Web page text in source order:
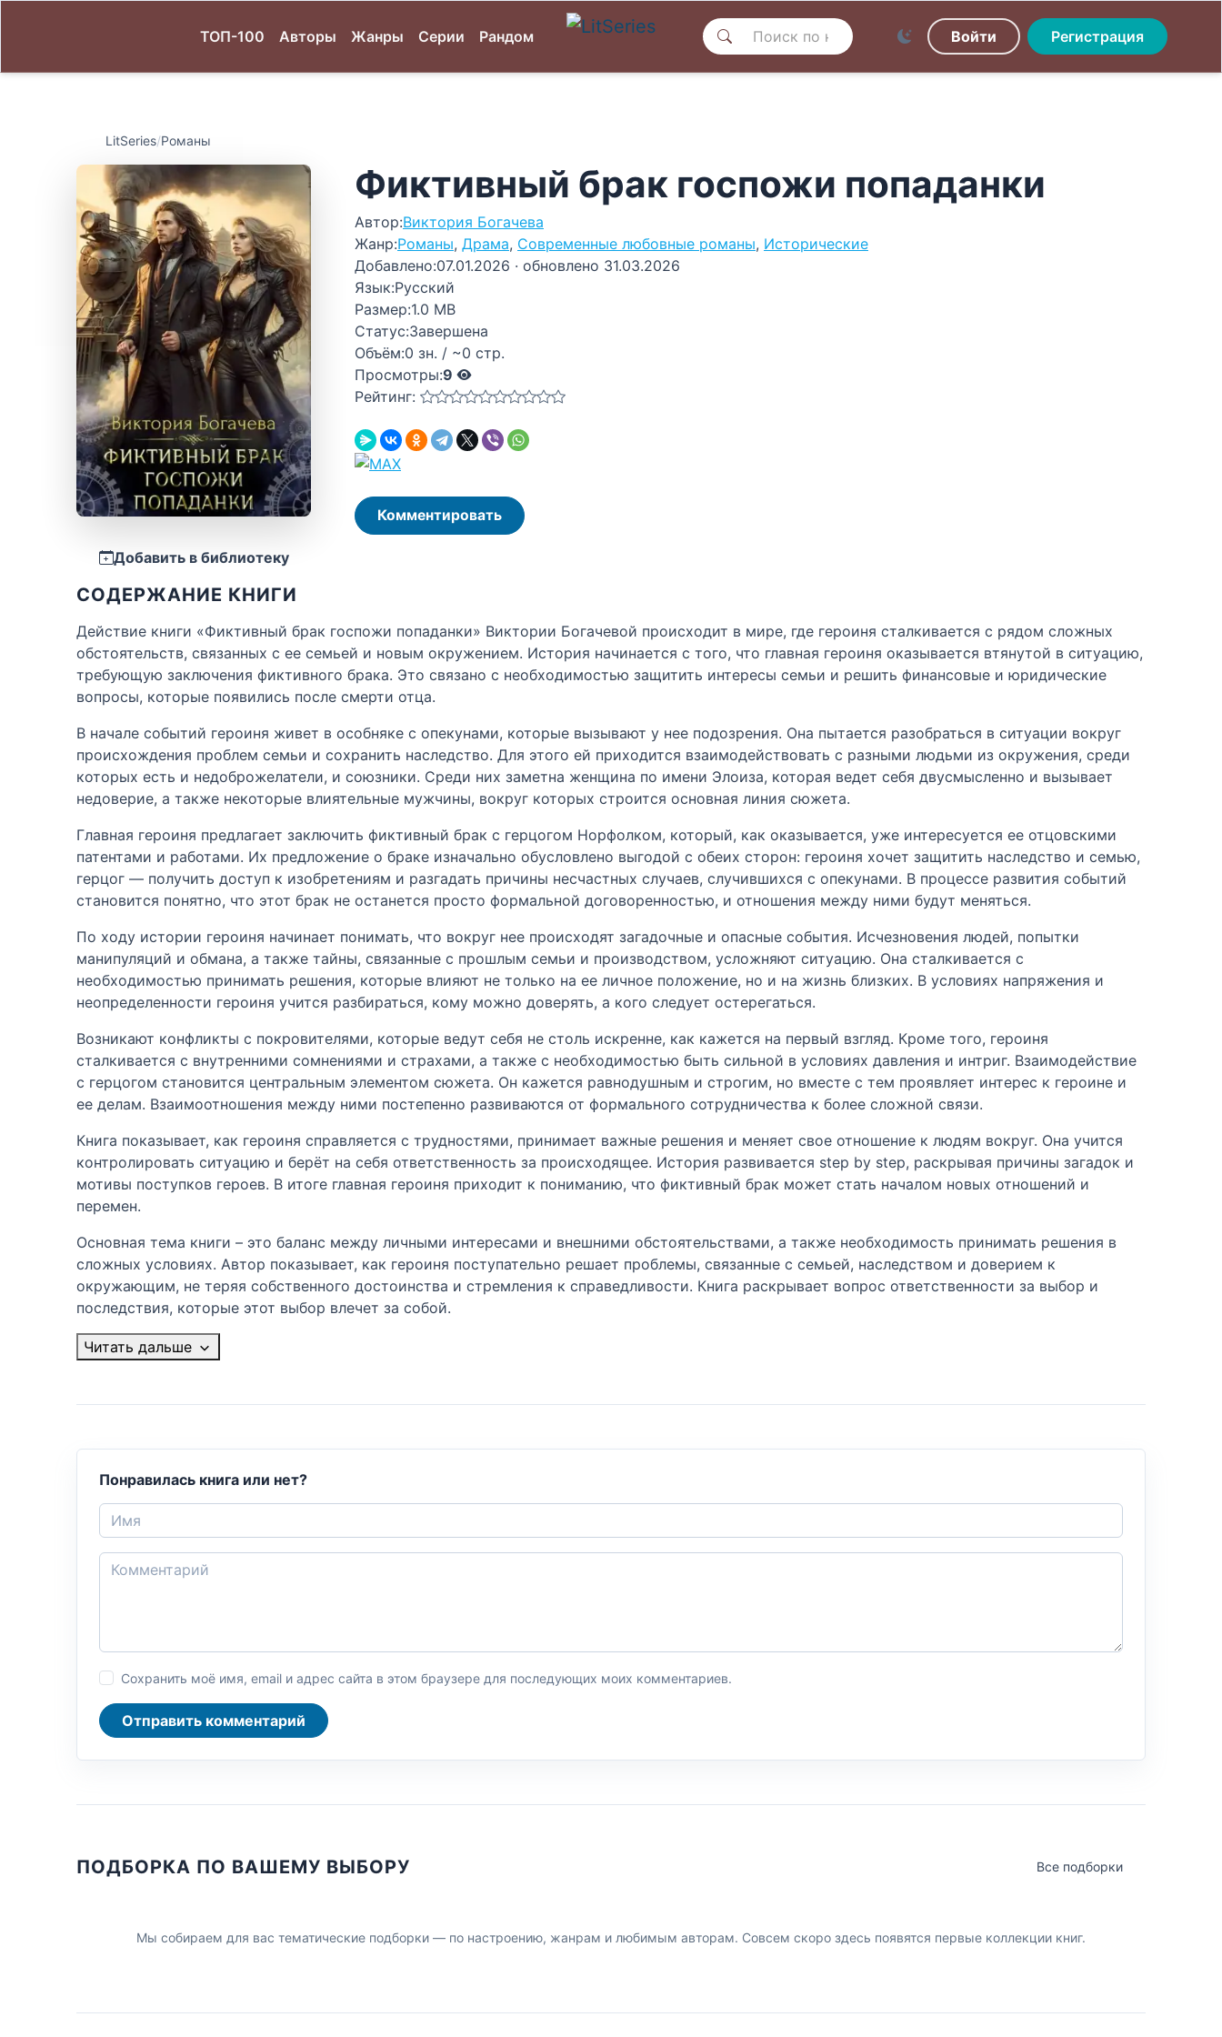
ТОП-100 Авторы Жанры Серии Рандом Войти Регистрация
LitSeries/Романы
Добавить в библиотеку
Фиктивный брак госпожи попаданки
Автор:Виктория Богачева
Жанр:Романы, Драма, Современные любовные романы, Исторические
Добавлено:07.01.2026 · обновлено 31.03.2026
Язык:Русский
Размер:1.0 MB
Статус:Завершена
Объём:0 зн. / ~0 стр.
Просмотры:9
Рейтинг:
Комментировать
СОДЕРЖАНИЕ КНИГИ
Действие книги «Фиктивный брак госпожи попаданки» Виктории Богачевой происходит в мире, где героиня сталкивается с рядом сложных
обстоятельств, связанных с ее семьей и новым окружением. История начинается с того, что главная героиня оказывается втянутой в ситуацию,
требующую заключения фиктивного брака. Это связано с необходимостью защитить интересы семьи и решить финансовые и юридические
вопросы, которые появились после смерти отца.
В начале событий героиня живет в особняке с опекунами, которые вызывают у нее подозрения. Она пытается разобраться в ситуации вокруг
происхождения проблем семьи и сохранить наследство. Для этого ей приходится взаимодействовать с разными людьми из окружения, среди
которых есть и недоброжелатели, и союзники. Среди них заметна женщина по имени Элоиза, которая ведет себя двусмысленно и вызывает
недоверие, а также некоторые влиятельные мужчины, вокруг которых строится основная линия сюжета.
Главная героиня предлагает заключить фиктивный брак с герцогом Норфолком, который, как оказывается, уже интересуется ее отцовскими
патентами и работами. Их предложение о браке изначально обусловлено выгодой с обеих сторон: героиня хочет защитить наследство и семью,
герцог — получить доступ к изобретениям и разгадать причины несчастных случаев, случившихся с опекунами. В процессе развития событий
становится понятно, что этот брак не останется просто формальной договоренностью, и отношения между ними будут меняться.
По ходу истории героиня начинает понимать, что вокруг нее происходят загадочные и опасные события. Исчезновения людей, попытки
манипуляций и обмана, а также тайны, связанные с прошлым семьи и производством, усложняют ситуацию. Она сталкивается с
необходимостью принимать решения, которые влияют не только на ее личное положение, но и на жизнь близких. В условиях напряжения и
неопределенности героиня учится разбираться, кому можно доверять, а кого следует остерегаться.
Возникают конфликты с покровителями, которые ведут себя не столь искренне, как кажется на первый взгляд. Кроме того, героиня
сталкивается с внутренними сомнениями и страхами, а также с необходимостью быть сильной в условиях давления и интриг. Взаимодействие
с герцогом становится центральным элементом сюжета. Он кажется равнодушным и строгим, но вместе с тем проявляет интерес к героине и
ее делам. Взаимоотношения между ними постепенно развиваются от формального сотрудничества к более сложной связи.
Книга показывает, как героиня справляется с трудностями, принимает важные решения и меняет свое отношение к людям вокруг. Она учится
контролировать ситуацию и берёт на себя ответственность за происходящее. История развивается step by step, раскрывая причины загадок и
мотивы поступков героев. В итоге главная героиня приходит к пониманию, что фиктивный брак может стать началом новых отношений и
перемен.
Основная тема книги – это баланс между личными интересами и внешними обстоятельствами, а также необходимость принимать решения в
сложных условиях. Автор показывает, как героиня поступательно решает проблемы, связанные с семьей, наследством и доверием к
окружающим, не теряя собственного достоинства и стремления к справедливости. Книга раскрывает вопрос ответственности за выбор и
последствия, которые этот выбор влечет за собой.
Читать дальше
Понравилась книга или нет?
Сохранить моё имя, email и адрес сайта в этом браузере для последующих моих комментариев.
Отправить комментарий
ПОДБОРКА ПО ВАШЕМУ ВЫБОРУ Все подборки
Мы собираем для вас тематические подборки — по настроению, жанрам и любимым авторам. Совсем скоро здесь появятся первые коллекции книг.